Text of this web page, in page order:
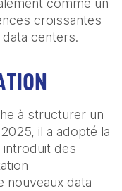
comme un
croissantes
centers.
à structurer un
introduit des
nouveaux data